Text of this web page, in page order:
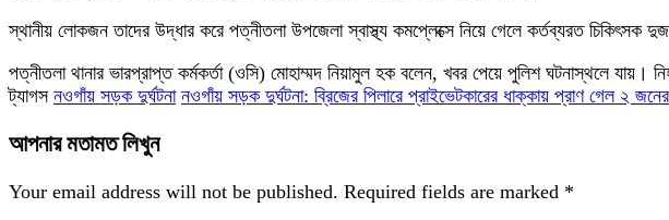
স্থানীয় লোকজন তাদের উদ্ধার করে পত্নীতলা উপজেলা স্বাস্থ্য কমপ্লেক্সে নিয়ে গেলে কর্তব্যরত চিকিৎসক
পত্নীতলা থানার ভারপ্রাপ্ত কর্মকর্তা (ওসি) মোহাম্মদ নিয়ামুল হক বলেন, খবর পেয়ে পুলিশ ঘটনাস্থলে যায়।
ট্যাগস নওগাঁয় সড়ক দুর্ঘটনা নওগাঁয় সড়ক দুর্ঘটনা: ব্রিজের পিলারে প্রাইভেটকারের ধাক্কায় প্রাণ গেল ২ জনের
আপনার মতামত লিখুন
Your email address will not be published. Required fields are marked *